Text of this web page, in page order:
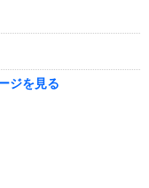
ジを見る